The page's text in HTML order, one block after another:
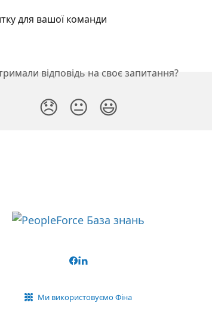
для вашої команди
відповідь на своє запитання?
😞 😐 😃
Ми використовуємо Фіна